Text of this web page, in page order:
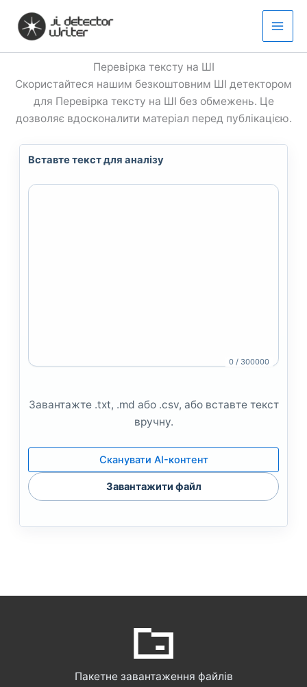
вмісту
Перевірка тексту на ШІ
Скористайтеся нашим безкоштовним ШІ детектором
для Перевірка тексту на ШІ без обмежень. Це
дозволяє вдосконалити матеріал перед публікацією.
Вставте текст для аналізу
0 / 300000
Завантажте .txt, .md або .csv, або вставте текст
вручну.
Сканувати AI-контент
Завантажити файл
Пакетне завантаження файлів